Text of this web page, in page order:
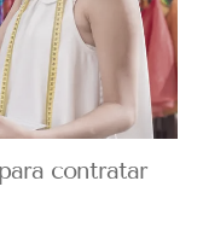
contratar